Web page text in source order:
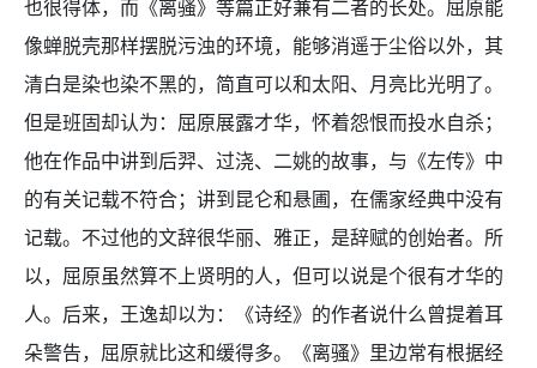
也很得体，而《离骚》等篇正好兼有二者的长处。屈原能
像蝉脱壳那样摆脱污浊的环境，能够消遥于尘俗以外，其
清白是染也染不黑的，简直可以和太阳、月亮比光明了。
但是班固却认为：屈原展露才华，怀着怨恨而投水自杀；
他在作品中讲到后羿、过浇、二姚的故事，与《左传》中
的有关记载不符合；讲到昆仑和悬圃，在儒家经典中没有
记载。不过他的文辞很华丽、雅正，是辞赋的创始者。所
以，屈原虽然算不上贤明的人，但可以说是个很有才华的
人。后来，王逸却以为：《诗经》的作者说什么曾提着耳
朵警告，屈原就比这和缓得多。《离骚》里边常有根据经